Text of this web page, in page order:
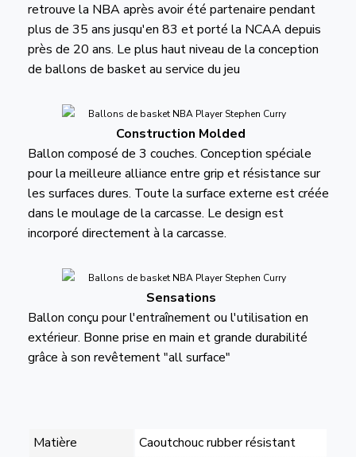
retrouve la NBA après avoir été partenaire pendant
plus de 35 ans jusqu'en 83 et porté la NCAA depuis
près de 20 ans. Le plus haut niveau de la conception
de ballons de basket au service du jeu
Construction Molded
Ballon composé de 3 couches. Conception spéciale
pour la meilleure alliance entre grip et résistance sur
les surfaces dures. Toute la surface externe est créée
dans le moulage de la carcasse. Le design est
incorporé directement à la carcasse.
Sensations
Ballon conçu pour l'entraînement ou l'utilisation en
extérieur. Bonne prise en main et grande durabilité
grâce à son revêtement "all surface"
Matière
Caoutchouc rubber résistant